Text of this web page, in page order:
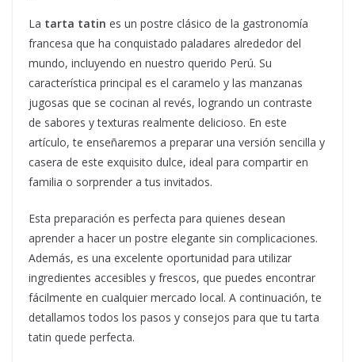
La tarta tatin es un postre clásico de la gastronomía
francesa que ha conquistado paladares alrededor del
mundo, incluyendo en nuestro querido Perú. Su
característica principal es el caramelo y las manzanas
jugosas que se cocinan al revés, logrando un contraste
de sabores y texturas realmente delicioso. En este
artículo, te enseñaremos a preparar una versión sencilla y
casera de este exquisito dulce, ideal para compartir en
familia o sorprender a tus invitados.
Esta preparación es perfecta para quienes desean
aprender a hacer un postre elegante sin complicaciones.
Además, es una excelente oportunidad para utilizar
ingredientes accesibles y frescos, que puedes encontrar
fácilmente en cualquier mercado local. A continuación, te
detallamos todos los pasos y consejos para que tu tarta
tatin quede perfecta.